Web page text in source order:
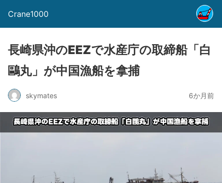
Crane1000
長崎県沖のEEZで水産庁の取締船「白
鷗丸」が中国漁船を拿捕
skymates 6か月前